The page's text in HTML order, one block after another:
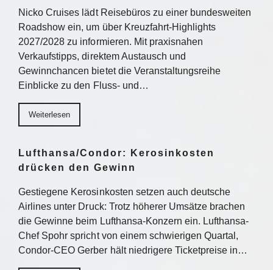
Nicko Cruises lädt Reisebüros zu einer bundesweiten
Roadshow ein, um über Kreuzfahrt-Highlights
2027/2028 zu informieren. Mit praxisnahen
Verkaufstipps, direktem Austausch und
Gewinnchancen bietet die Veranstaltungsreihe
Einblicke zu den Fluss- und…
Weiterlesen
Lufthansa/Condor: Kerosinkosten
drücken den Gewinn
Gestiegene Kerosinkosten setzen auch deutsche
Airlines unter Druck: Trotz höherer Umsätze brachen
die Gewinne beim Lufthansa-Konzern ein. Lufthansa-
Chef Spohr spricht von einem schwierigen Quartal,
Condor-CEO Gerber hält niedrigere Ticketpreise in…